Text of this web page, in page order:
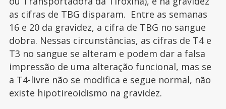
as cifras de TBG disparam. Entre as semanas
16 e 20 da gravidez, a cifra de TBG no sangue
dobra. Nessas circunstâncias, as cifras de T4 e
T3 no sangue se alteram e podem dar a falsa
impressão de uma alteração funcional, mas se
a T4-livre não se modifica e segue normal, não
existe hipotireoidismo na gravidez.